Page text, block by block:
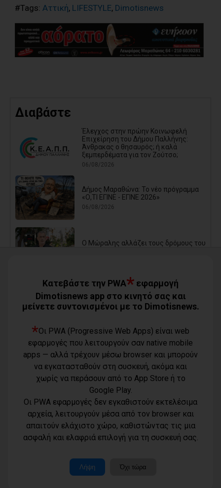
#Tags: Αττική, LIFESTYLE, Dimotisnews
Διαβάστε
Έλεγχος στην πρώην Κοινωφελή
Επιχείρηση του Δήμου Παλλήνης:
Άνθρακας ο θησαυρός; ή καλά
ξεμπερδέματα για τον Ζούτσο;
06/08/2026
Δήμος Μαραθώνα: Το νέο πρόγραμμα
«Ο,ΤΙ ΕΓΙΝΕ - ΕΓΙΝΕ 2026»
06/08/2026
Ο Μώραλης αλλάζει τους δρόμους του
Οι μηνύσεις που φέρνουν σε δύσκολη
θέση αιρετό των νοτίων προαστίων
06/08/2026
Τίγκα στα ξερά χόρτα ο Διόνυσος,
«άφαντη» η Δημοτική Αρχή
06/08/2026
Η Novibet «ψηφίζει» πρωθυπουργό: Το
ακλόνητο φαβορί, η επιστροφή και το
αουτσάιντερ των 41,00
06/08/2026
Προσφυγή της αντιπολίτευσης του
Δήμου Παλλήνης στην Αποκεντρωμένη
Διοίκηση για τον Αβαρκιώτη
Όροι χρήσης
Πολιτική
Τηλέφωνο
Κατεβάστε την PWA* εφαρμογή
Dimotisnews app στο κινητό σας και
μείνετε συντονισμένοι με το Dimotisnews.
*Οι PWA (Progressive Web Apps) είναι web
εφαρμογές που λειτουργούν σαν native mobile
apps — αλλά τρέχουν μέσω browser και μπορούν
να εγκατασταθούν στη συσκευή, ακόμα και
χωρίς να περάσουν από το App Store ή το
Google Play.
Οι PWA εφαρμογές δεν εγκαθιστούν εκτελέσιμα
αρχεία, λειτουργούν μέσα από τον browser και
απαιτούν ελάχιστο χώρο, καθιστώντας τις μια
ασφαλή και ελαφριά επιλογή για τη συσκευή σας.
Λήψη Όχι τώρα